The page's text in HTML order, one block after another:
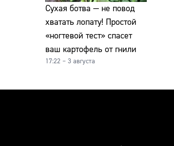
Сухая ботва — не повод
хватать лопату! Простой
«ногтевой тест» спасет
ваш картофель от гнили
17:22 – 3 августа